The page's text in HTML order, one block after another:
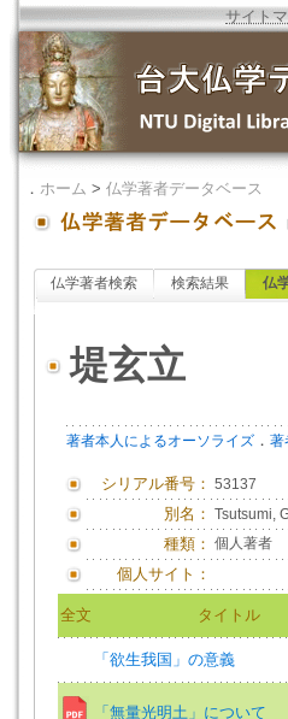
サイト
． ホーム > 仏学著者データベース
仏学著者検索 検索結果 仏
堤玄立
著者本人によるオーソライズ ． 著
シリアル番号： 53137
別名： Tsutsumi,
種類： 個人著者
個人サイト：
全文 タイトル
「欲生我国」の意義
「無量光明土」について